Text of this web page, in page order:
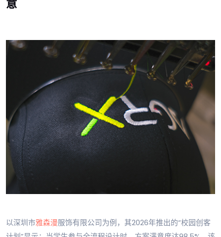
意
以深圳市雅森漫服饰有限公司为例，其2026年推出的“校园创客